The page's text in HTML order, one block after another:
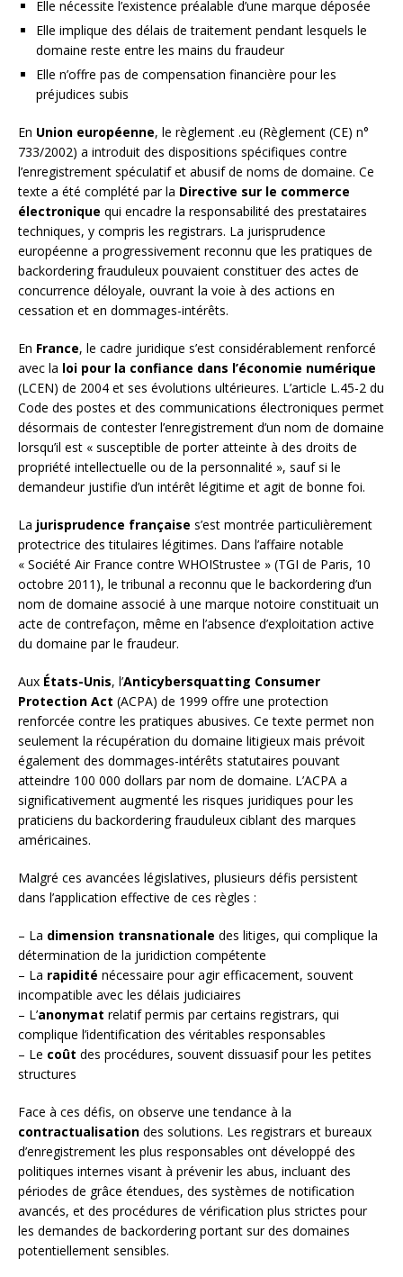
Elle nécessite l’existence préalable d’une marque déposée
Elle implique des délais de traitement pendant lesquels le
domaine reste entre les mains du fraudeur
Elle n’offre pas de compensation financière pour les
préjudices subis
En Union européenne, le règlement .eu (Règlement (CE) n°
733/2002) a introduit des dispositions spécifiques contre
l’enregistrement spéculatif et abusif de noms de domaine. Ce
texte a été complété par la Directive sur le commerce
électronique qui encadre la responsabilité des prestataires
techniques, y compris les registrars. La jurisprudence
européenne a progressivement reconnu que les pratiques de
backordering frauduleux pouvaient constituer des actes de
concurrence déloyale, ouvrant la voie à des actions en
cessation et en dommages-intérêts.
En France, le cadre juridique s’est considérablement renforcé
avec la loi pour la confiance dans l’économie numérique
(LCEN) de 2004 et ses évolutions ultérieures. L’article L.45-2 du
Code des postes et des communications électroniques permet
désormais de contester l’enregistrement d’un nom de domaine
lorsqu’il est « susceptible de porter atteinte à des droits de
propriété intellectuelle ou de la personnalité », sauf si le
demandeur justifie d’un intérêt légitime et agit de bonne foi.
La jurisprudence française s’est montrée particulièrement
protectrice des titulaires légitimes. Dans l’affaire notable
« Société Air France contre WHOIStrustee » (TGI de Paris, 10
octobre 2011), le tribunal a reconnu que le backordering d’un
nom de domaine associé à une marque notoire constituait un
acte de contrefaçon, même en l’absence d’exploitation active
du domaine par le fraudeur.
Aux États-Unis, l’Anticybersquatting Consumer
Protection Act (ACPA) de 1999 offre une protection
renforcée contre les pratiques abusives. Ce texte permet non
seulement la récupération du domaine litigieux mais prévoit
également des dommages-intérêts statutaires pouvant
atteindre 100 000 dollars par nom de domaine. L’ACPA a
significativement augmenté les risques juridiques pour les
praticiens du backordering frauduleux ciblant des marques
américaines.
Malgré ces avancées législatives, plusieurs défis persistent
dans l’application effective de ces règles :
– La dimension transnationale des litiges, qui complique la
détermination de la juridiction compétente
– La rapidité nécessaire pour agir efficacement, souvent
incompatible avec les délais judiciaires
– L’anonymat relatif permis par certains registrars, qui
complique l’identification des véritables responsables
– Le coût des procédures, souvent dissuasif pour les petites
structures
Face à ces défis, on observe une tendance à la
contractualisation des solutions. Les registrars et bureaux
d’enregistrement les plus responsables ont développé des
politiques internes visant à prévenir les abus, incluant des
périodes de grâce étendues, des systèmes de notification
avancés, et des procédures de vérification plus strictes pour
les demandes de backordering portant sur des domaines
potentiellement sensibles.